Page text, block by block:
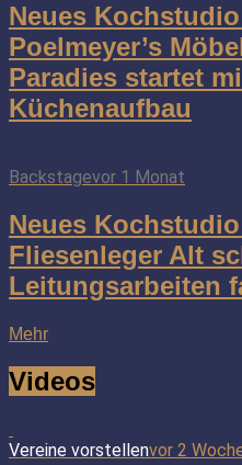
Neues
Poelmeyer’s
Paradies startet
Küchenaufbau
Backstagevor 1 Monat
Neues
Fliesenleger Alt
Leitungsarbeiten
Mehr
Videos
Vereine vorstellenvor 2